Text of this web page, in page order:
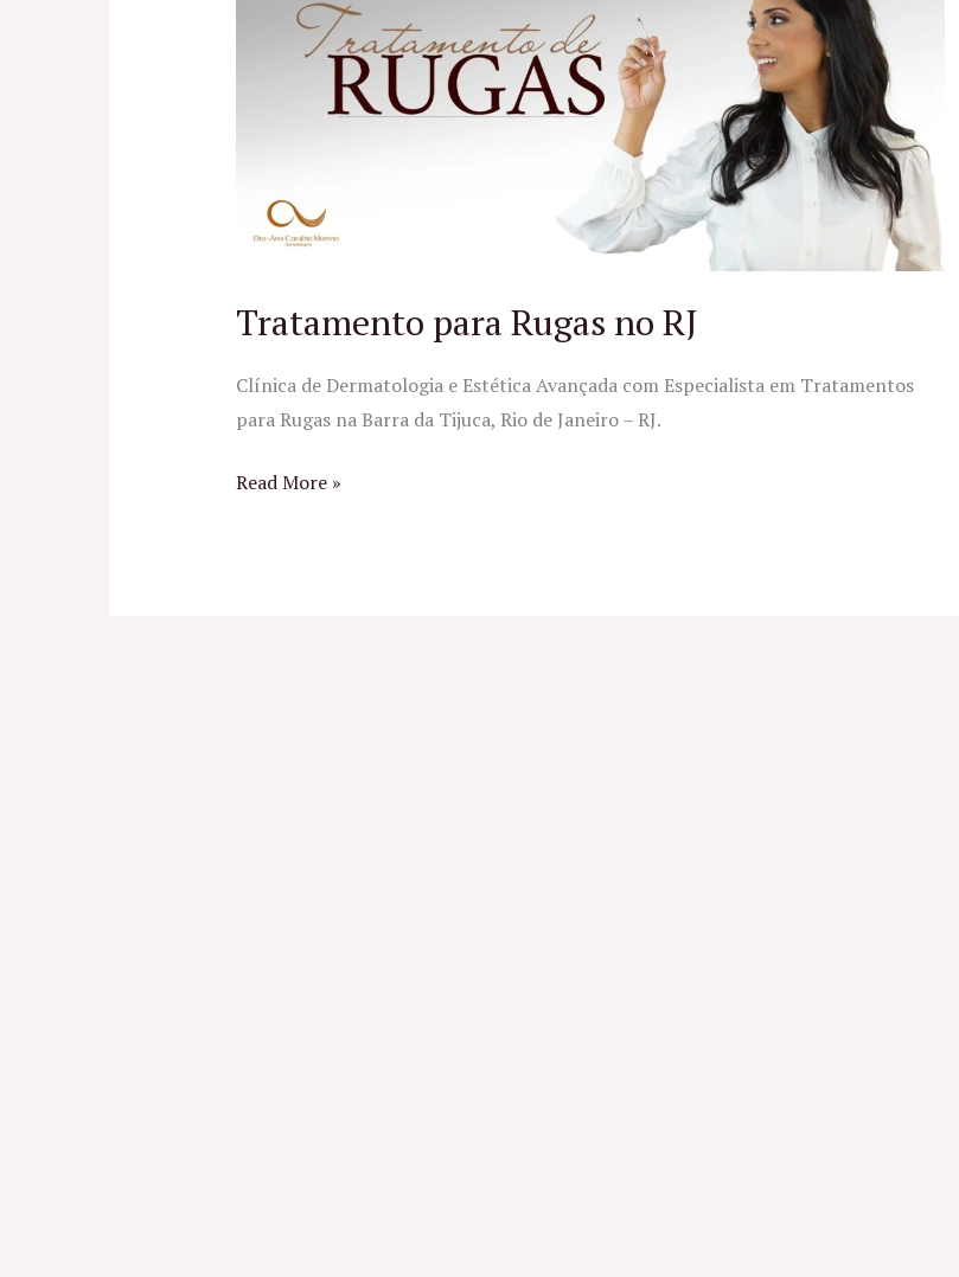
Tratamento para Rugas no RJ
Clínica de Dermatologia e Estética Avançada com Especialista em Tratamentos
para Rugas na Barra da Tijuca, Rio de Janeiro – RJ.
Read More »